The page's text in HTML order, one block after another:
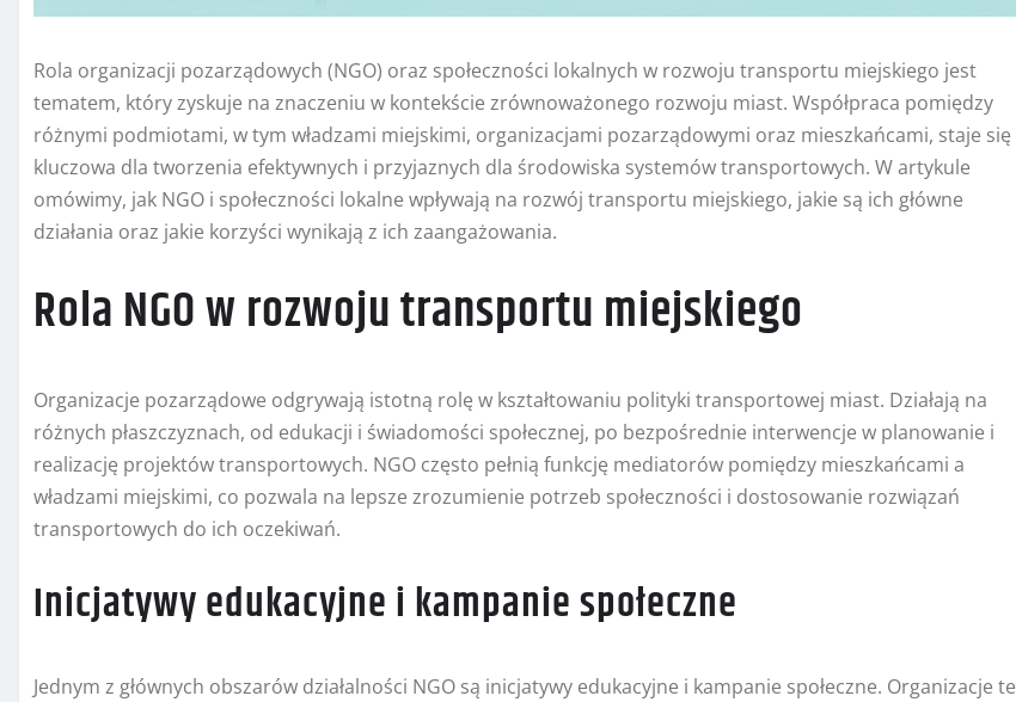
Rola organizacji pozarządowych (NGO) oraz społeczności lokalnych w rozwoju transportu miejskiego jest
tematem, który zyskuje na znaczeniu w kontekście zrównoważonego rozwoju miast. Współpraca pomiędzy
różnymi podmiotami, w tym władzami miejskimi, organizacjami pozarządowymi oraz mieszkańcami, staje się
kluczowa dla tworzenia efektywnych i przyjaznych dla środowiska systemów transportowych. W artykule
omówimy, jak NGO i społeczności lokalne wpływają na rozwój transportu miejskiego, jakie są ich główne
działania oraz jakie korzyści wynikają z ich zaangażowania.
Rola NGO w rozwoju transportu miejskiego
Organizacje pozarządowe odgrywają istotną rolę w kształtowaniu polityki transportowej miast. Działają na
różnych płaszczyznach, od edukacji i świadomości społecznej, po bezpośrednie interwencje w planowanie i
realizację projektów transportowych. NGO często pełnią funkcję mediatorów pomiędzy mieszkańcami a
władzami miejskimi, co pozwala na lepsze zrozumienie potrzeb społeczności i dostosowanie rozwiązań
transportowych do ich oczekiwań.
Inicjatywy edukacyjne i kampanie społeczne
Jednym z głównych obszarów działalności NGO są inicjatywy edukacyjne i kampanie społeczne. Organizacje te